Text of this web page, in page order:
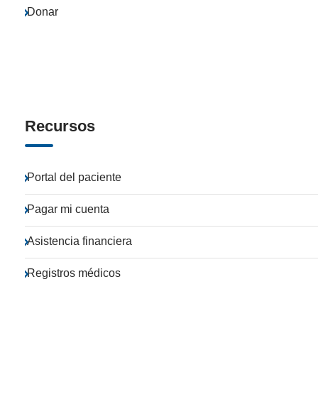
Donar
Recursos
Portal del paciente
Pagar mi cuenta
Asistencia financiera
Registros médicos